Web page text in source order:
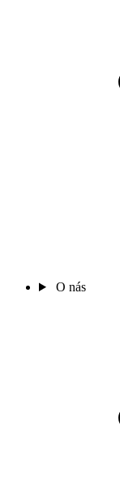
O nás